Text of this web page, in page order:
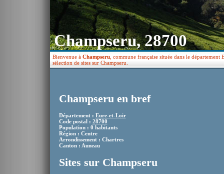
Champseru, 28700
Bienvenue à Champseru , commune française située dans le
sélection de sites sur Champseru.
Champseru en bref
Département : Eure-et-Loir
Code postal : 28700
Population : 0 habitants
Région : Centre
Arrondissement : Chartres
Canton : Auneau
Sites sur Champseru